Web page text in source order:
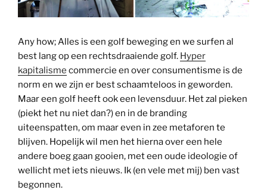
Any how; Alles is een golf beweging en we surfen al
best lang op een rechtsdraaiende golf. Hyper
kapitalisme commercie en over consumentisme is de
norm en we zijn er best schaamteloos in geworden.
Maar een golf heeft ook een levensduur. Het zal pieken
(piekt het nu niet dan?) en in de branding
uiteenspatten, om maar even in zee metaforen te
blijven. Hopelijk wil men het hierna over een hele
andere boeg gaan gooien, met een oude ideologie of
wellicht met iets nieuws. Ik (en vele met mij) ben vast
begonnen.